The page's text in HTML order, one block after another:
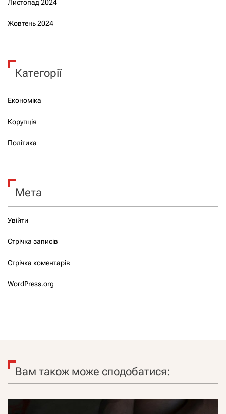
Листопад 2024
Жовтень 2024
Категорії
Економіка
Корупція
Політика
Мета
Увійти
Стрічка записів
Стрічка коментарів
WordPress.org
Вам також може сподобатися: